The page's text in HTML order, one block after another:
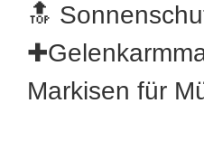
🔝
Markisen für